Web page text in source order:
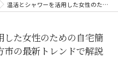
温活とシャワーを活用した女性のための自宅簡単ケア術を大阪府枚方市の最新トレンドで解説
した女性のための自宅簡
市の最新トレンドで解説